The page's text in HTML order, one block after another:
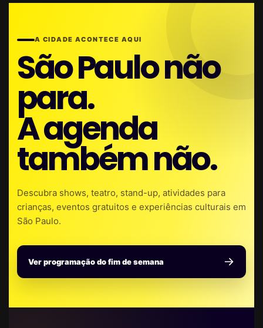
A CIDADE ACONTECE AQUI
São Paulo não
para.
A agenda
também não.
Descubra shows, teatro, stand-up, atividades para
crianças, eventos gratuitos e experiências culturais em
São Paulo.
Ver programação do fim de semana